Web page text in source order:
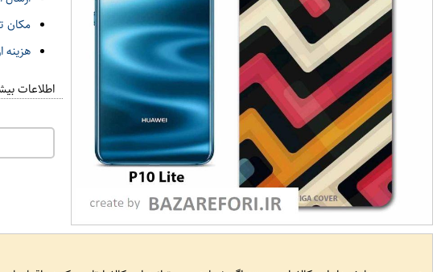
مکان
هزینه
اطلاعات